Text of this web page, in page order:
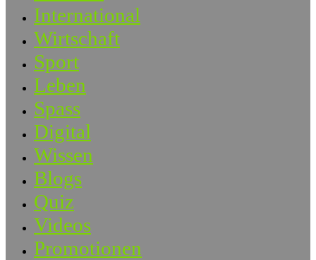
International
Wirtschaft
Sport
Leben
Spass
Digital
Wissen
Blogs
Quiz
Videos
Promotionen